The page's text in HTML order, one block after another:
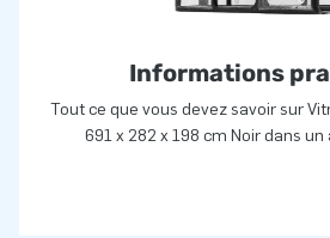
Informations
Tout ce que vous devez savoir sur
691 x 282 x 198 cm Noir dans